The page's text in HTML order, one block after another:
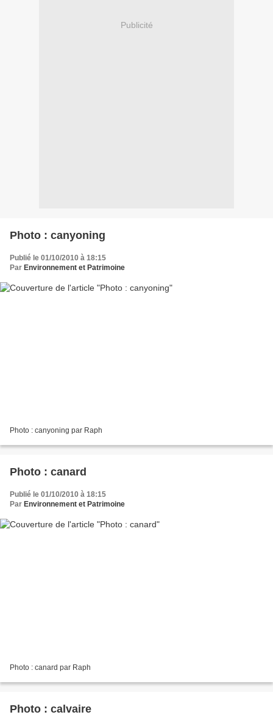
Publicité
Photo : canyoning
Publié le 01/10/2010 à 18:15
Par Environnement et Patrimoine
Photo : canyoning par Raph
Photo : canard
Publié le 01/10/2010 à 18:15
Par Environnement et Patrimoine
Photo : canard par Raph
Photo : calvaire